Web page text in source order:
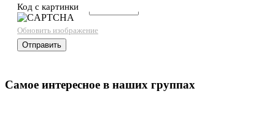
Код с картинки→
Обновить изображение
Самое интересное в наших группах